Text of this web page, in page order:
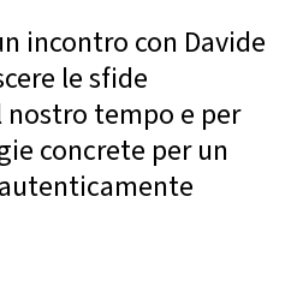
incontro con Davide
le sfide
tempo e per
concrete per un